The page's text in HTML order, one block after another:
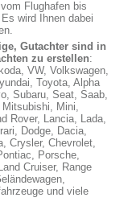
Flughafen bis
wird Ihnen dabei
Gutachter sind in
zu erstellen:
VW, Volkswagen,
Toyota, Alpha
Subaru, Seat, Saab,
Mini,
Rover, Lancia, Lada,
Dodge, Dacia,
Crysler, Chevrolet,
Porsche,
Cruiser, Range
und viele